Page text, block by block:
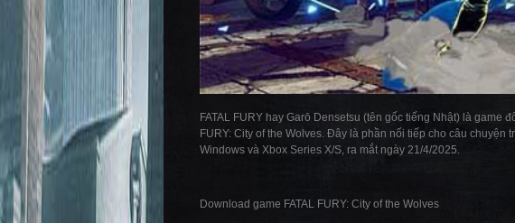
FATAL FURY hay Garō Densetsu (tên gốc tiếng Nhật) là
FURY: City of the Wolves. Đây là phần nối tiếp cho câu chuyện
Windows và Xbox Series X/S, ra mắt ngày 21/4/2025.
Download game FATAL FURY: City of the Wolves